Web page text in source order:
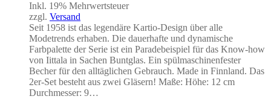
Inkl. 19% Mehrwertsteuer
zzgl. Versand
Seit 1958 ist das legendäre Kartio-Design über alle
Modetrends erhaben. Die dauerhafte und dynamische
Farbpalette der Serie ist ein Paradebeispiel für das Know-how
von Iittala in Sachen Buntglas. Ein spülmaschinenfester
Becher für den alltäglichen Gebrauch. Made in Finnland. Das
2er-Set besteht aus zwei Gläsern! Maße: Höhe: 12 cm
Durchmesser: 9…